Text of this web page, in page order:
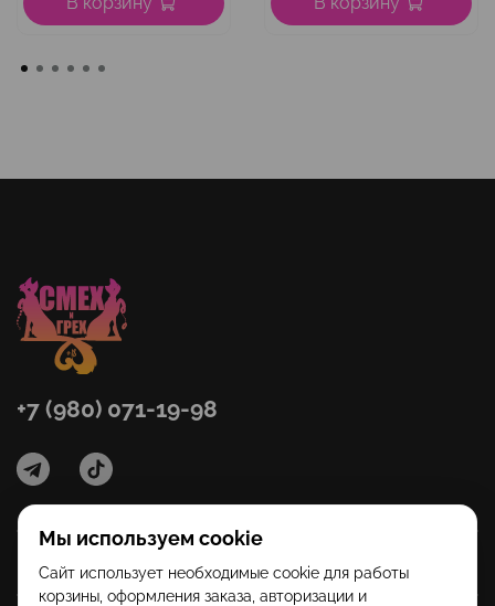
Категории
+7 (980) 071-19-98
Мы используем cookie
Сайт использует необходимые cookie для работы
корзины, оформления заказа, авторизации и